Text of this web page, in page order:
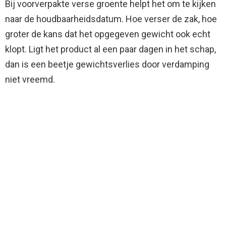
Bij voorverpakte verse groente helpt het om te kijken
naar de houdbaarheidsdatum. Hoe verser de zak, hoe
groter de kans dat het opgegeven gewicht ook echt
klopt. Ligt het product al een paar dagen in het schap,
dan is een beetje gewichtsverlies door verdamping
niet vreemd.